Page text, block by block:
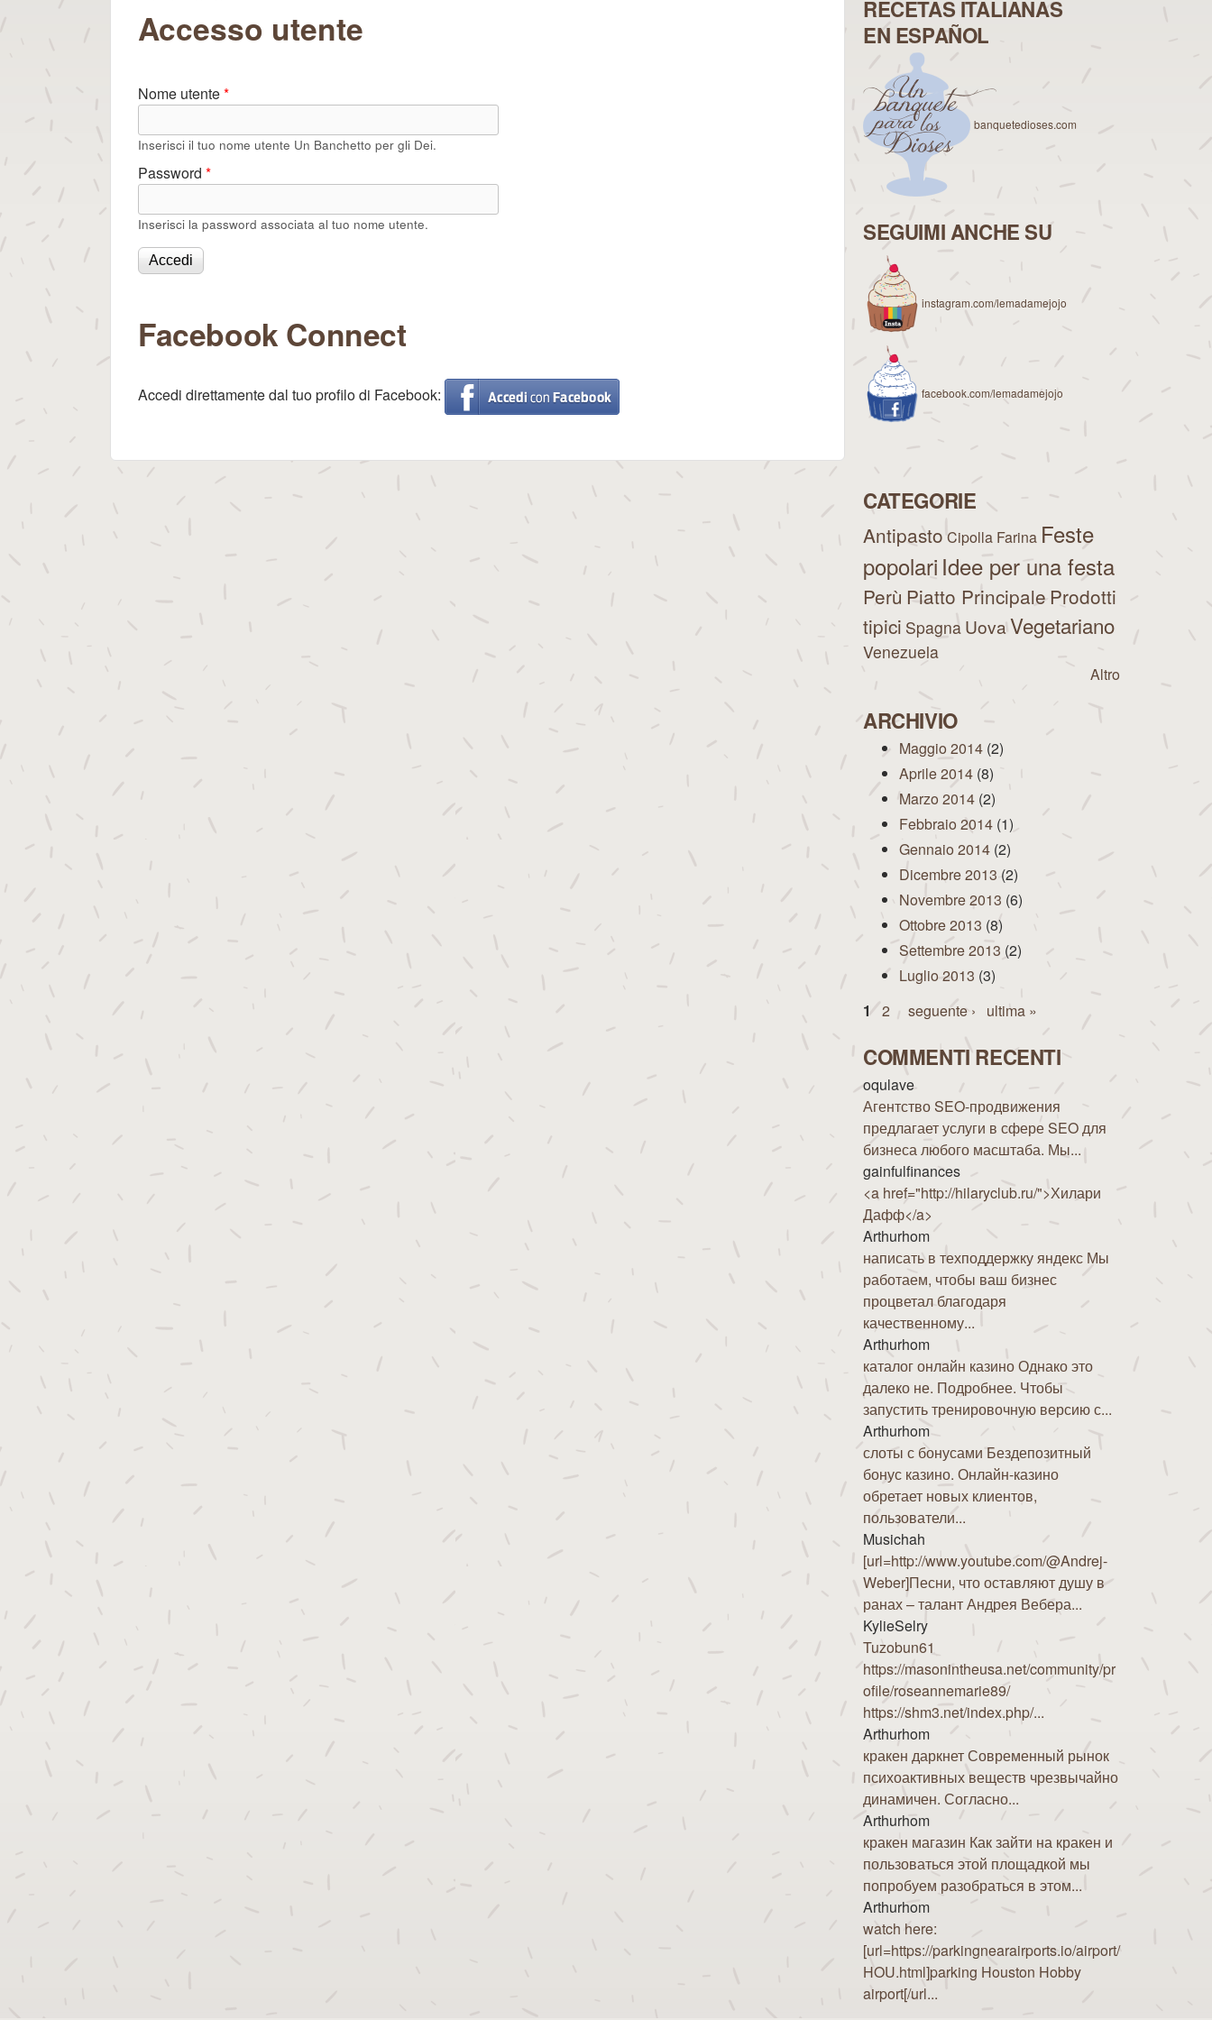
per gli Dei
Accesso utente
Nome utente*
Inserisci il tuo nome utente Un Banchetto per gli Dei.
Password *
Inserisci la password associata al tuo nome utente.
Facebook Connect
Accedi direttamente dal tuo profilo di Facebook:
RECETAS ITALIANAS
EN ESPAÑOL
banquetedioses.com
SEGUIMI ANCHE SU
instagram.com/lemadamejojo
facebook.com/lemadamejojo
CATEGORIE
Antipasto Cipolla Farina Feste
popolari Idee per una festa
Perù Piatto Principale Prodotti
tipici Spagna UovaVegetariano
Venezuela
Altro
ARCHIVIO
Maggio 2014 (2)
Aprile 2014 (8)
Marzo 2014 (2)
Febbraio 2014 (1)
Gennaio 2014 (2)
Dicembre 2013 (2)
Novembre 2013 (6)
Ottobre 2013 (8)
Settembre 2013 (2)
Luglio 2013 (3)
Pagine
1 2 seguente › ultima »
COMMENTI RECENTI
oqulave
Агентство SEO-продвижения
предлагает услуги в сфере SEO для
бизнеса любого масштаба. Мы...
gainfulfinances
<a href="http://hilaryclub.ru/">Хилари
Дафф</a>
Arthurhom
написать в техподдержку яндекс Мы
работаем, чтобы ваш бизнес
процветал благодаря
качественному...
Arthurhom
каталог онлайн казино Однако это
далеко не. Подробнее. Чтобы
запустить тренировочную версию с...
Arthurhom
слоты с бонусами Бездепозитный
бонус казино. Онлайн-казино
обретает новых клиентов,
пользователи...
Musichah
[url=http://www.youtube.com/@Andrej-
Weber]Песни, что оставляют душу в
ранах – талант Андрея Вебера...
KylieSelry
Tuzobun61
https://masonintheusa.net/community/pr
ofile/roseannemarie89/
https://shm3.net/index.php/...
Arthurhom
кракен даркнет Современный рынок
психоактивных веществ чрезвычайно
динамичен. Согласно...
Arthurhom
кракен магазин Как зайти на кракен и
пользоваться этой площадкой мы
попробуем разобраться в этом...
Arthurhom
watch here:
[url=https://parkingnearairports.io/airport/
HOU.html]parking Houston Hobby
airport[/url...